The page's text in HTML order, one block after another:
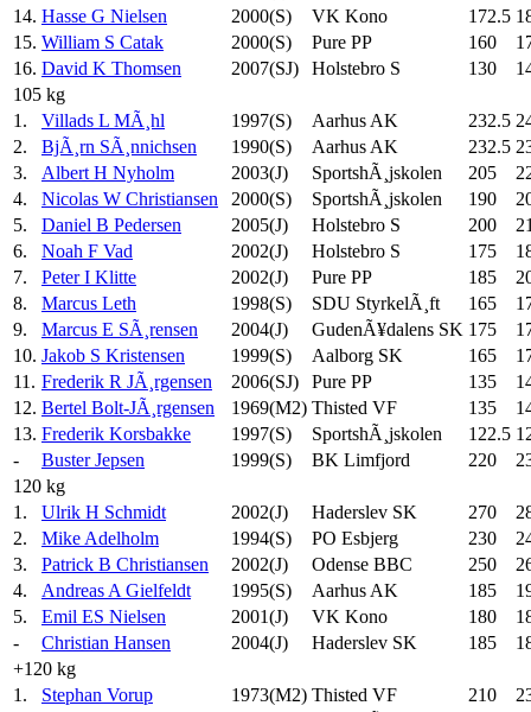
14. Hasse G Nielsen 2000(S) VK Kono 172.5
15. William S Catak 2000(S) Pure PP 160
16. David K Thomsen 2007(SJ) Holstebro S 130
105 kg
1.
Villads L MÃ¸hl 1997(S) Aarhus AK 232.5
2.
BjÃ¸rn SÃ¸nnichsen 1990(S) Aarhus AK 232.5
3.
Albert H Nyholm 2003(J) SportshÃ¸jskolen 205
4.
Nicolas W Christiansen 2000(S) SportshÃ¸jskolen 190
5.
Daniel B Pedersen 2005(J) Holstebro S 200
6.
Noah F Vad 2002(J) Holstebro S 175
7.
Peter I Klitte 2002(J) Pure PP 185
8.
Marcus Leth 1998(S) SDU StyrkelÃ¸ft 165
9.
Marcus E SÃ¸rensen 2004(J) GudenÃ¥dalens SK 175
10. Jakob S Kristensen 1999(S) Aalborg SK 165
11. Frederik R JÃ¸rgensen 2006(SJ) Pure PP 135
12. Bertel Bolt-JÃ¸rgensen 1969(M2) Thisted VF 135
13. Frederik Korsbakke 1997(S) SportshÃ¸jskolen 122.5
-
Buster Jepsen 1999(S) BK Limfjord 220
120 kg
1.
Ulrik H Schmidt 2002(J) Haderslev SK 270
2.
Mike Adelholm 1994(S) PO Esbjerg 230
3.
Patrick B Christiansen 2002(J) Odense BBC 250
4.
Andreas A Gielfeldt 1995(S) Aarhus AK 185
5.
Emil ES Nielsen 2001(J) VK Kono 180
-
Christian Hansen 2004(J) Haderslev SK 185
+120 kg
1.
Stephan Vorup 1973(M2) Thisted VF 210